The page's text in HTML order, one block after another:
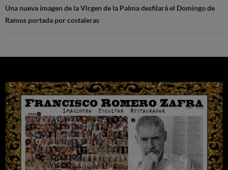
Una nueva imagen de la Virgen de la Palma desfilará el Domingo de
Ramos portada por costaleras